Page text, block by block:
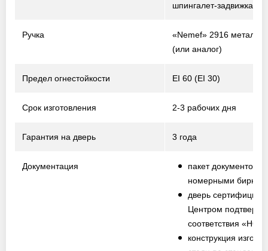
шпингалет-задвижка
Ручка
«Nemef» 2916 металл /
(или аналог)
Предел огнестойкости EI 60 (EI 30)
Срок изготовления 2-3 рабочих дня
Гарантия на дверь 3 года
Документация
пакет документов с
номерными
дверь
Центром
соответствия
конструкция